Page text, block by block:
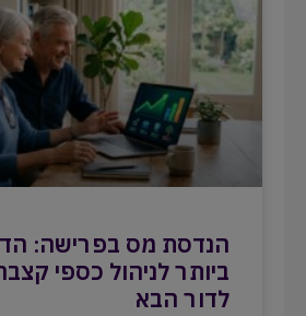
הנדסת מס בפרישה:
ביותר לניהול כספי
לדור הבא